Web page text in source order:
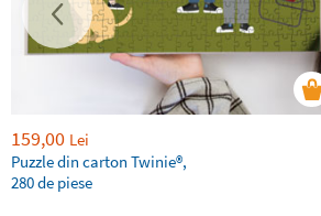
159,00 Lei
Puzzle din carton Twinie®️,
280 de piese